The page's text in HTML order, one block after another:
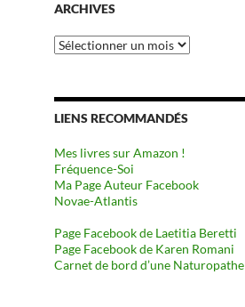
ARCHIVES
Archives
LIENS RECOMMANDÉS
Mes livres sur Amazon !
Fréquence-Soi
Ma Page Auteur Facebook
Novae-Atlantis
Page Facebook de Laetitia Beretti
Page Facebook de Karen Romani
Carnet de bord d’une Naturopathe